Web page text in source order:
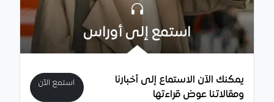
استمع إلى أوراس
يمكنك الآن الاستماع إلى أخبارنا
ومقالاتنا عوض قراءتها
استمع الآن